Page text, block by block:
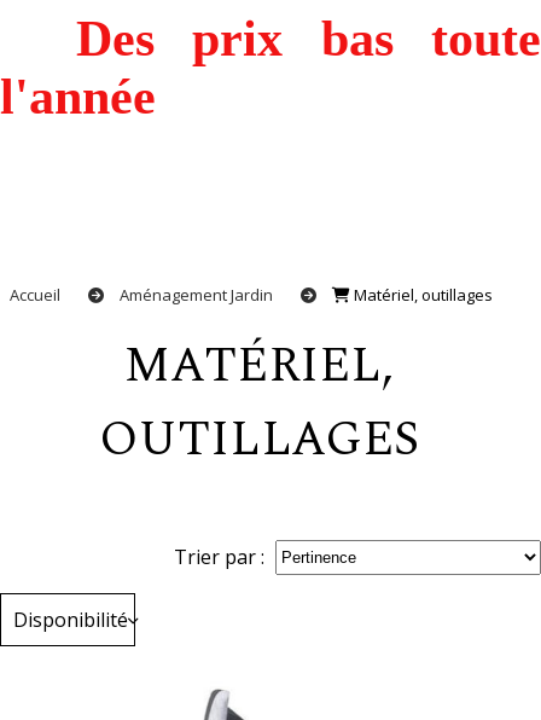
Des prix bas toute
l'année
Accueil Aménagement Jardin Matériel, outillages
MATÉRIEL,
OUTILLAGES
Trier par :
Disponibilité